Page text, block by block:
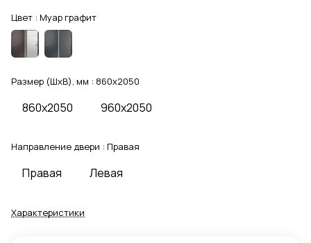
Цвет : Муар графит
Размер (ШхВ), мм : 860x2050
860x2050 960x2050
Направление двери : Правая
Правая Левая
Характеристики